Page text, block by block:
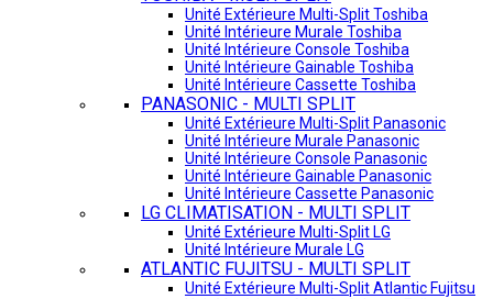
Unité Extérieure Multi-Split Toshiba
Unité Intérieure Murale Toshiba
Unité Intérieure Console Toshiba
Unité Intérieure Gainable Toshiba
Unité Intérieure Cassette Toshiba
PANASONIC - MULTI SPLIT
Unité Extérieure Multi-Split Panasonic
Unité Intérieure Murale Panasonic
Unité Intérieure Console Panasonic
Unité Intérieure Gainable Panasonic
Unité Intérieure Cassette Panasonic
LG CLIMATISATION - MULTI SPLIT
Unité Extérieure Multi-Split LG
Unité Intérieure Murale LG
ATLANTIC FUJITSU - MULTI SPLIT
Unité Extérieure Multi-Split Atlantic Fujitsu